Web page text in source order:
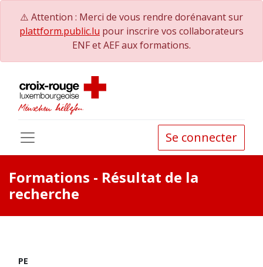
⚠️ Attention : Merci de vous rendre dorénavant sur
plattform.public.lu pour inscrire vos collaborateurs
ENF et AEF aux formations.
Se connecter
Formations - Résultat de la
recherche
PE